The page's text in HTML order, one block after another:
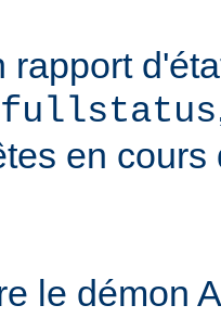
rapport
fullstatus
en cours
le démon